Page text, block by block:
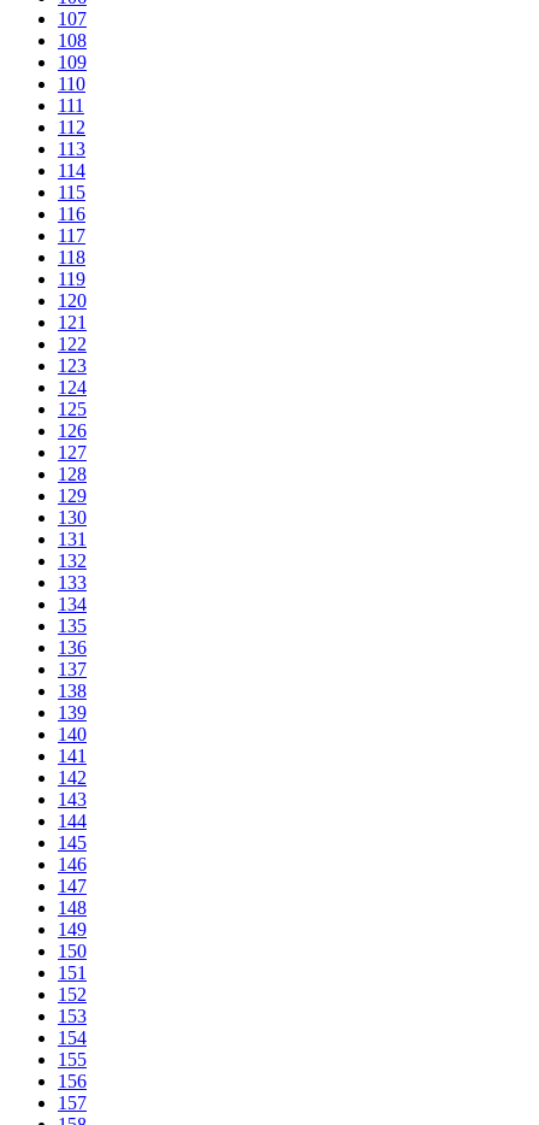
107
108
109
110
111
112
113
114
115
116
117
118
119
120
121
122
123
124
125
126
127
128
129
130
131
132
133
134
135
136
137
138
139
140
141
142
143
144
145
146
147
148
149
150
151
152
153
154
155
156
157